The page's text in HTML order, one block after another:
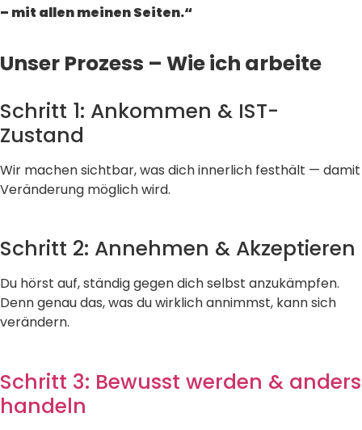
– mit allen meinen Seiten.“
Unser Prozess – Wie ich arbeite
Schritt 1: Ankommen & IST-
Zustand
Wir machen sichtbar, was dich innerlich festhält — damit
Veränderung möglich wird.
Schritt 2: Annehmen & Akzeptieren
Du hörst auf, ständig gegen dich selbst anzukämpfen.
Denn genau das, was du wirklich annimmst, kann sich
verändern.
Schritt 3: Bewusst werden & anders
handeln